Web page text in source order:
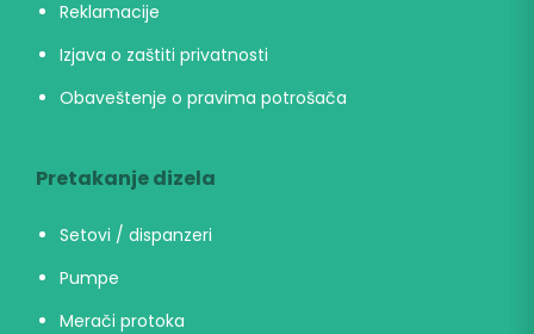
Reklamacije
Izjava o zaštiti privatnosti
Obaveštenje o pravima potrošača
Pretakanje dizela
Setovi / dispanzeri
Pumpe
Merači protoka